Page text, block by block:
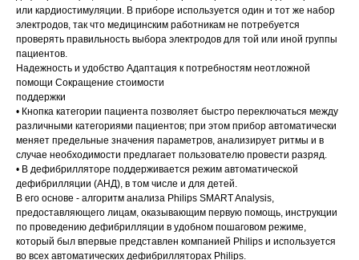
или кардиостимуляции. В приборе используется один и тот же набор
электродов, так что медицинским работникам не потребуется
проверять правильность выбора электродов для той или иной группы
пациентов.
Надежность и удобство Адаптация к потребностям неотложной
помощи Сокращение стоимости
поддержки
• Кнопка категории пациента позволяет быстро переключаться между
различными категориями пациентов; при этом прибор автоматически
меняет предельные значения параметров, анализирует ритмы и в
случае необходимости предлагает пользователю провести разряд.
• В дефибрилляторе поддерживается режим автоматической
дефибрилляции (АНД), в том числе и для детей.
В его основе - алгоритм анализа Philips SMART Analysis,
предоставляющего лицам, оказывающим первую помощь, инструкции
по проведению дефибрилляции в удобном пошаговом режиме,
который был впервые представлен компанией Philips и используется
во всех автоматических дефибрилляторах Philips.